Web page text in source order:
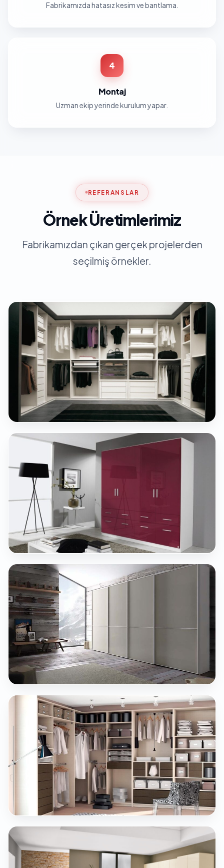
Fabrikamızda hatasız kesim ve bantlama.
4
Montaj
Uzman ekip yerinde kurulum yapar.
REFERANSLAR
Örnek Üretimlerimiz
Fabrikamızdan çıkan gerçek projelerden
seçilmiş örnekler.